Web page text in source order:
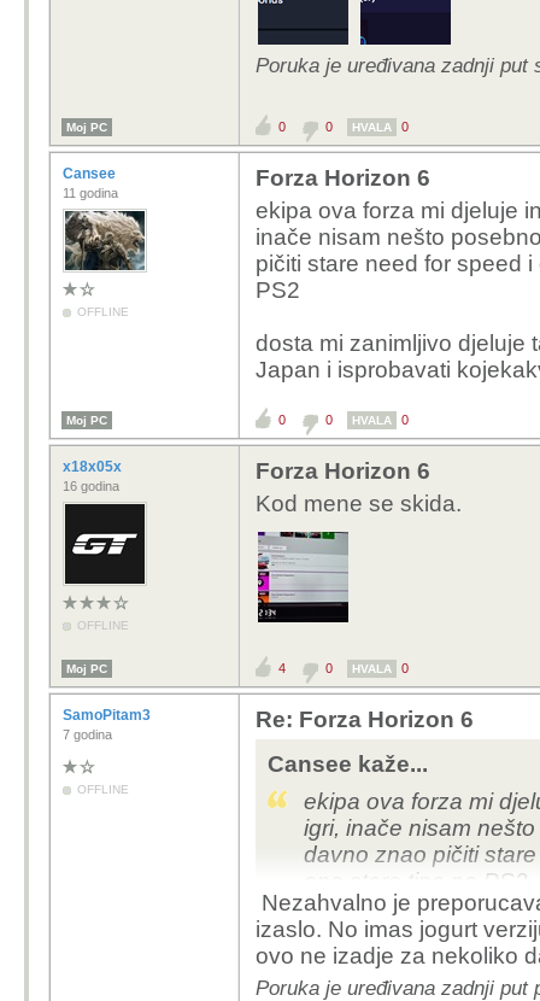
Poruka je uređivana zadnji put
Moj PC 0 0 HVALA 0
Cansee
11 godina
OFFLINE
Forza Horizon 6
ekipa ova forza mi djeluje
inače nisam nešto
pičiti stare need for speed
PS2
dosta mi zanimljivo djeluje
Japan i isprobavati
Moj PC 0 0 HVALA 0
x18x05x
16 godina
OFFLINE
Forza Horizon 6
Kod mene se skida.
Moj PC 4 0 HVALA 0
SamoPitam3
7 godina
OFFLINE
Re: Forza Horizon 6
Cansee kaže...
ekipa ova forza mi
igri, inače nisam
davno znao pičiti
ono stare tipa na PS2
dosta mi zanimljivo
kroz Japan i
preporučili ovo?
Nezahvalno je
izaslo. No imas jogurt
ovo ne izadje za nekoliko
Poruka je uređivana zadnji put